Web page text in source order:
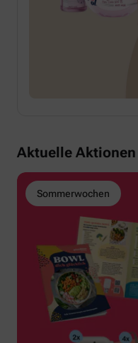
Aktuelle Aktionen
Sommerwochen